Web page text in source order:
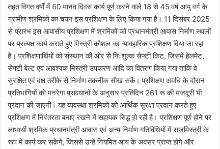
तहत विगत वर्षों में 60 मानव दिवस कार्य पूर्ण करने वाले 18 से 45 वर्ष आयु वर्ग के
ग्रामीण श्रमिकों का चयन इस प्रशिक्षण के लिए किया गया है। 11 दिसंबर 2025
से प्रारंभ इस आवासीय प्रशिक्षण में श्रमिकों को प्रधानमंत्री आवास निर्माण स्थलों
पर प्रत्यक्ष कार्य कराते हुए मिस्त्री कौशल का व्यावहारिक प्रशिक्षण दिया जा रहा
है। प्रशिक्षणार्थियों को संस्थान की ओर से निःशुल्क सेफ्टी किट, जिसमें हेलमेट,
सेफ्टी बेल्ट एवं आवश्यक मिस्त्री उपकरण आदि का वितरण किया गया ताकि वे
सुरक्षित एवं दक्ष तरीके से निर्माण तकनीक सीख सकें। प्रशिक्षण अवधि के दौरान
प्रतिभागियों को मनरेगा प्रावधानों के अनुसार प्रतिदिन 261 रू की मजदूरी भी
प्रदान की जाएगी। यह व्यवस्था श्रमिकों को आर्थिक सुरक्षा प्रदान करते हुए
प्रशिक्षण में निरंतरता बनाए रखने में सहायक सिद्ध हो रही है। प्रशिक्षण पूर्ण होने पर
लाभार्थी श्रमिक प्रधानमंत्री आवास एवं अन्य निर्माण गतिविधियों में राजमिस्त्री के
रूप में कार्य कर सकेंगे, जिससे उन्हें नियमित आय के अवसर प्राप्त होंगे और